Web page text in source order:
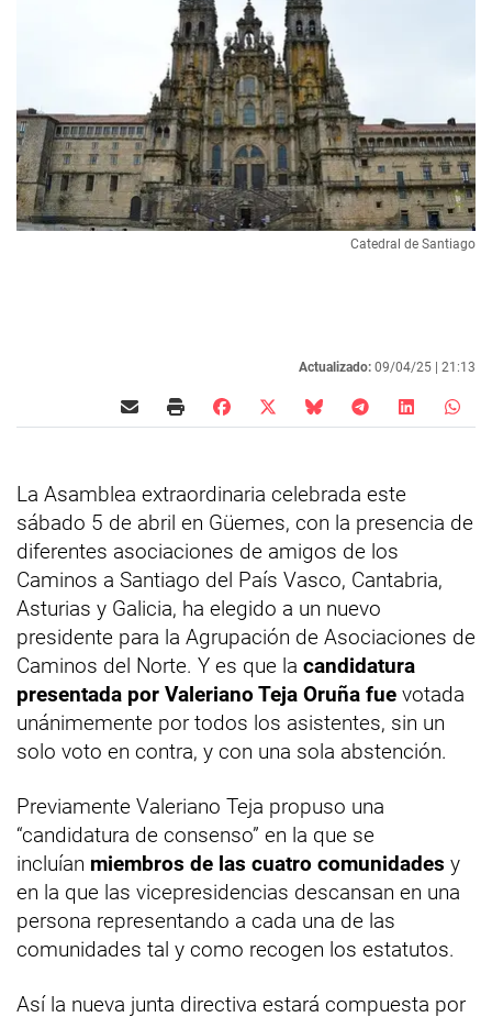
Catedral de Santiago
Actualizado: 09/04/25 | 21:13
La Asamblea extraordinaria celebrada este
sábado 5 de abril en Güemes, con la presencia de
diferentes asociaciones de amigos de los
Caminos a Santiago del País Vasco, Cantabria,
Asturias y Galicia, ha elegido a un nuevo
presidente para la Agrupación de Asociaciones de
Caminos del Norte. Y es que la candidatura
presentada por Valeriano Teja Oruña fue votada
unánimemente por todos los asistentes, sin un
solo voto en contra, y con una sola abstención.
Previamente Valeriano Teja propuso una
“candidatura de consenso” en la que se
incluían miembros de las cuatro comunidades y
en la que las vicepresidencias descansan en una
persona representando a cada una de las
comunidades tal y como recogen los estatutos.
Así la nueva junta directiva estará compuesta por